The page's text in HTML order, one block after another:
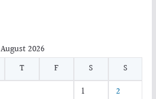
August 2026
T F S
S
1
2